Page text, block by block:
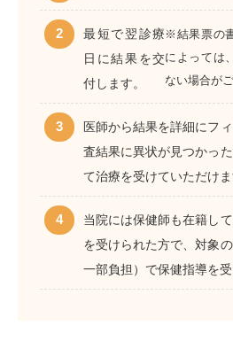
最短で翌診療
日に結果を交
付します。
※結果票の
によっては
ない場合が
医師から結果を詳細にフ
査結果に異状が見つかっ
て治療を受けていただけま
当院には保健師も在籍し
を受けられた方で、対象
一部負担）で保健指導を受